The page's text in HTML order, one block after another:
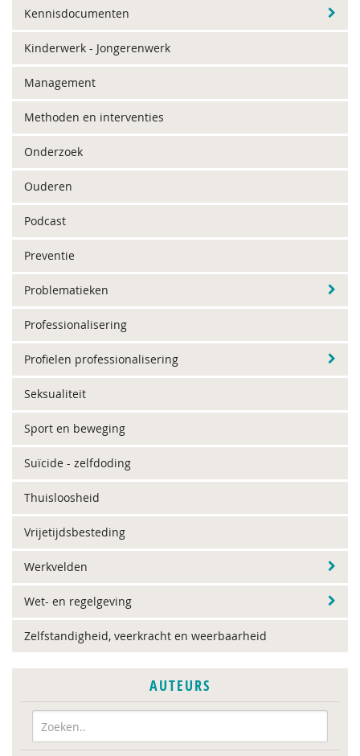
Kennisdocumenten
Kinderwerk - Jongerenwerk
Management
Methoden en interventies
Onderzoek
Ouderen
Podcast
Preventie
Problematieken
Professionalisering
Profielen professionalisering
Seksualiteit
Sport en beweging
Suïcide - zelfdoding
Thuisloosheid
Vrijetijdsbesteding
Werkvelden
Wet- en regelgeving
Zelfstandigheid, veerkracht en weerbaarheid
AUTEURS